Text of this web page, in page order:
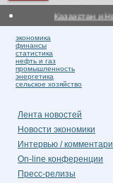
Казахстан и
экономика
финансы
статистика
нефть и газ
промышленность
энергетика
сельское хозяйство
Лента новостей
Новости экономики
Интервью /
On-line конференции
Пресс-релизы